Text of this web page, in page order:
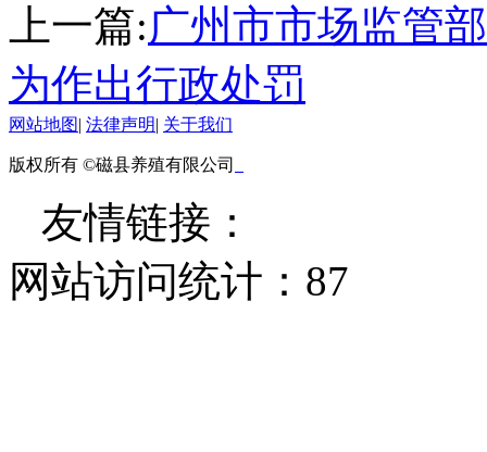
上一篇:广州市市场监管
为作出行政处罚
网站地图| 法律声明| 关于我们
版权所有 ©磁县养殖有限公司
友情链接：
网站访问统计： 87